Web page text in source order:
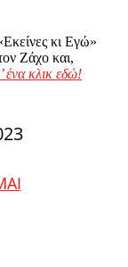
κι Εγώ»
Ζάχο και,
ένα κλικ εδώ!